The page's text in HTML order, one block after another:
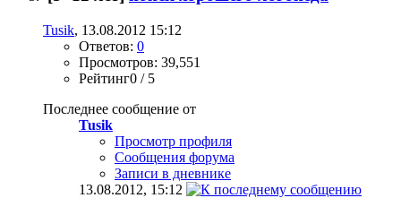
Tusik, 13.08.2012 15:12
Ответов: 0
Просмотров: 39,551
Рейтинг0 / 5
Последнее сообщение от
Tusik
Просмотр профиля
Сообщения форума
Записи в дневнике
13.08.2012, 15:12